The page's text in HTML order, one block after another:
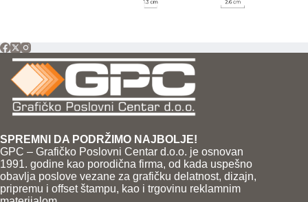
SPREMNI DA PODRŽIMO NAJBOLJE!
GPC – Grafičko Poslovni Centar d.o.o. je osnovan
1991. godine kao porodična firma, od kada uspešno
obavlja poslove vezane za grafičku delatnost, dizajn,
pripremu i offset štampu, kao i trgovinu reklamnim